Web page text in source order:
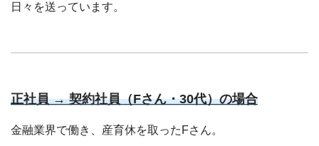
日々を送っています。
正社員 → 契約社員（Fさん・30代）の場合
金融業界で働き、産育休を取ったFさん。